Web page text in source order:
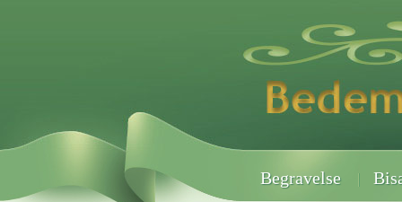
Begravelse